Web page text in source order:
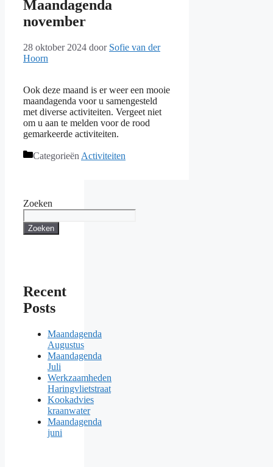
Maandagenda
november
28 oktober 2024 door Sofie van der
Hoorn
Ook deze maand is er weer een mooie
maandagenda voor u samengesteld
met diverse activiteiten. Vergeet niet
om u aan te melden voor de rood
gemarkeerde activiteiten.
Categorieën Activiteiten
Zoeken
Zoeken
Recent
Posts
Maandagenda
Augustus
Maandagenda
Juli
Werkzaamheden
Haringvlietstraat
Kookadvies
kraanwater
Maandagenda
juni